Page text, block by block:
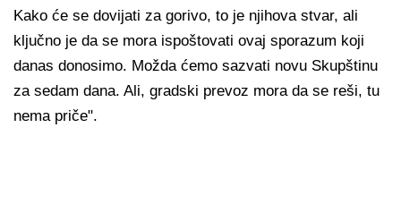
Kako će se dovijati za gorivo, to je njihova stvar, ali
ključno je da se mora ispoštovati ovaj sporazum koji
danas donosimo. Možda ćemo sazvati novu Skupštinu
za sedam dana. Ali, gradski prevoz mora da se reši, tu
nema priče".